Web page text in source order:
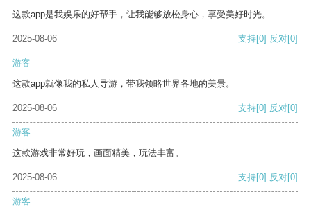
这款app是我娱乐的好帮手，让我能够放松身心，享受美好时光。
2025-08-06 支持[0] 反对[0]
游客
这款app就像我的私人导游，带我领略世界各地的美景。
2025-08-06 支持[0] 反对[0]
游客
这款游戏非常好玩，画面精美，玩法丰富。
2025-08-06 支持[0] 反对[0]
游客